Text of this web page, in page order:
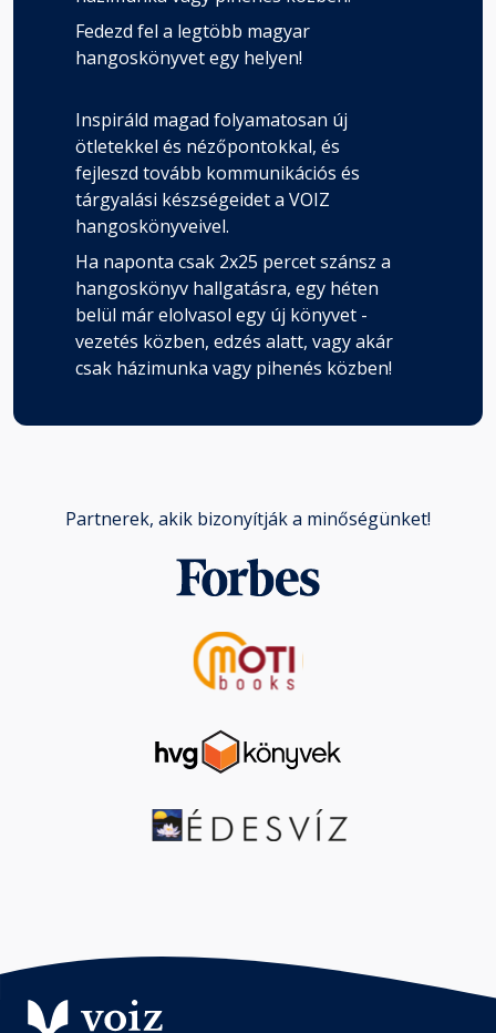
Fedezd fel a legtöbb magyar
hangoskönyvet egy helyen!
Inspiráld magad folyamatosan új
ötletekkel és nézőpontokkal, és
fejleszd tovább kommunikációs és
tárgyalási készségeidet a VOIZ
hangoskönyveivel.
Ha naponta csak 2x25 percet szánsz a
hangoskönyv hallgatásra, egy héten
belül már elolvasol egy új könyvet -
vezetés közben, edzés alatt, vagy akár
csak házimunka vagy pihenés közben!
Partnerek, akik bizonyítják a minőségünket!